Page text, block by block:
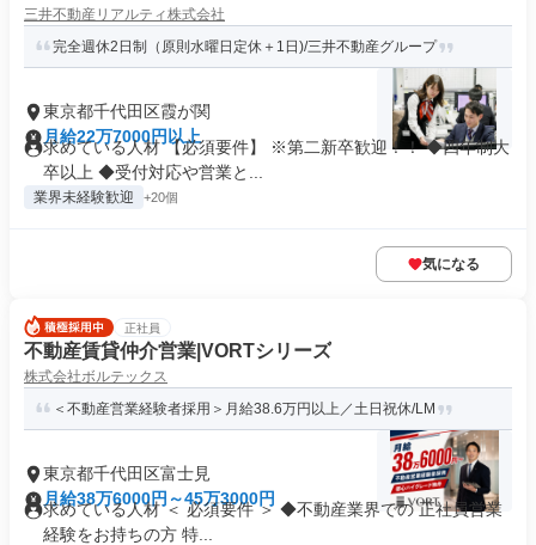
三井不動産リアルティ株式会社
完全週休2日制（原則水曜日定休＋1日)/三井不動産グループ
東京都千代田区霞が関
月給22万7000円以上
求めている人材 【必須要件】 ※第二新卒歓迎！！ ◆四年制大
卒以上 ◆受付対応や営業と...
業界未経験歓迎 +20個
気になる
正社員
不動産賃貸仲介営業|VORTシリーズ
株式会社ボルテックス
＜不動産営業経験者採用＞月給38.6万円以上／土日祝休/LM
東京都千代田区富士見
月給38万6000円～45万3000円
求めている人材 ＜ 必須要件 ＞ ◆不動産業界での 正社員営業
経験をお持ちの方 特...